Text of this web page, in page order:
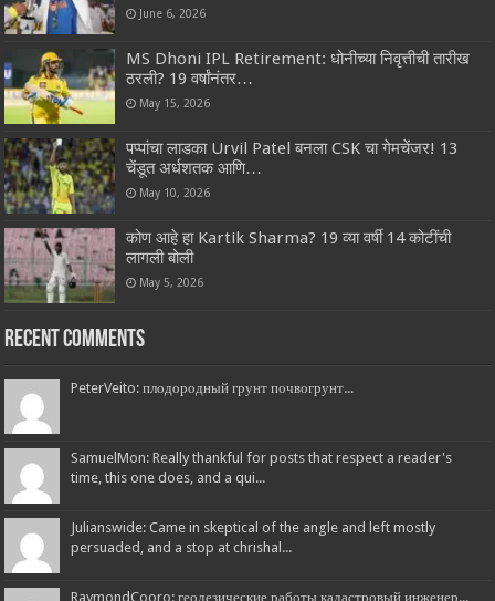
June 6, 2026
MS Dhoni IPL Retirement: धोनीच्या निवृत्तीची तारीख
ठरली? 19 वर्षांनंतर…
May 15, 2026
पप्पांचा लाडका Urvil Patel बनला CSK चा गेमचेंजर! 13
चेंडूत अर्धशतक आणि…
May 10, 2026
कोण आहे हा Kartik Sharma? 19 व्या वर्षी 14 कोटींची
लागली बोली
May 5, 2026
Recent Comments
PeterVeito: плодородный грунт почвогрунт...
SamuelMon: Really thankful for posts that respect a reader's
time, this one does, and a qui...
Julianswide: Came in skeptical of the angle and left mostly
persuaded, and a stop at chrishal...
RaymondCooro: геодезические работы кадастровый инженер...